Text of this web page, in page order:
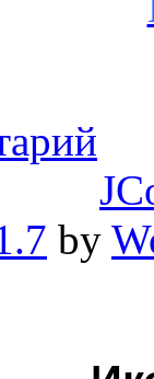
by